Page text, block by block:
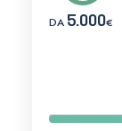
DA 5.000€